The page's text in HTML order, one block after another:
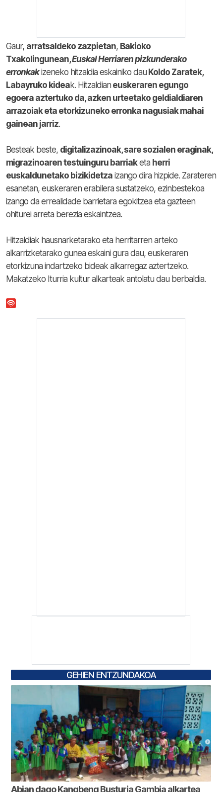
Gaur, arratsaldeko zazpietan, Bakioko
Txakolingunean,Euskal Herriarenpizkunderako
erronkakizeneko hitzaldia eskainiko dau Koldo Zaratek,
Labayruko kideak. Hitzaldian euskeraren egungo
egoera aztertuko da, azken urteetako geldialdiaren
arrazoiak eta etorkizuneko erronka nagusiak mahai
gainean jarriz.
Besteak beste, digitalizazinoak, sare sozialen eraginak,
migrazinoaren testuinguru barriaketa herri
euskaldunetako bizikidetza izango dira hizpide. Zarateren
esanetan, euskeraren erabilera sustatzeko, ezinbestekoa
izango da errealidade barrietara egokitzea eta gazteen
ohiturei arreta berezia eskaintzea.
Hitzaldiak hausnarketarako eta herritarren arteko
alkarrizketarako gunea eskaini gura dau, euskeraren
etorkizuna indartzeko bideak alkarregaz aztertzeko.
Makatzeko Iturria kultur alkarteak antolatu dau berbaldia.
GEHIEN ENTZUNDAKOA
Abian dago Kangbeng Busturia Gambia alkartea